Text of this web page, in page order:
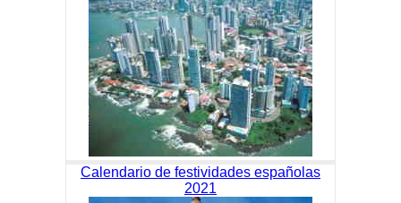
Calendario de festividades españolas
2021